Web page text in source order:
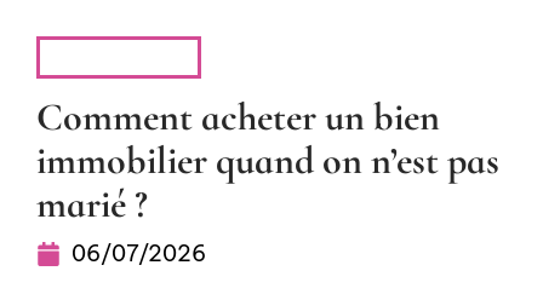
Comment acheter un bien
immobilier quand on n’est pas
marié ?
06/07/2026